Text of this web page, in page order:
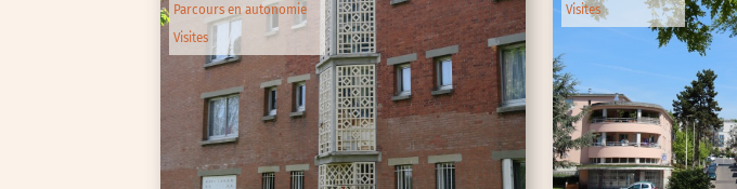
Parcours en autonomie
Visites
Visites